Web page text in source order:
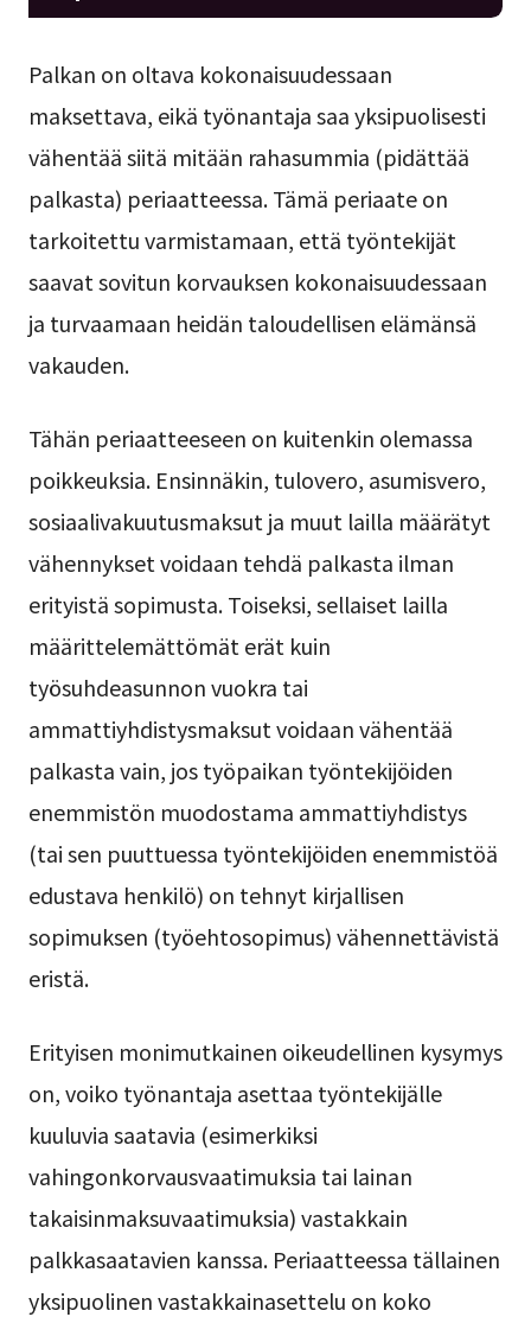
Palkan on oltava kokonaisuudessaan
maksettava, eikä työnantaja saa yksipuolisesti
vähentää siitä mitään rahasummia (pidättää
palkasta) periaatteessa. Tämä periaate on
tarkoitettu varmistamaan, että työntekijät
saavat sovitun korvauksen kokonaisuudessaan
ja turvaamaan heidän taloudellisen elämänsä
vakauden.
Tähän periaatteeseen on kuitenkin olemassa
poikkeuksia. Ensinnäkin, tulovero, asumisvero,
sosiaalivakuutusmaksut ja muut lailla määrätyt
vähennykset voidaan tehdä palkasta ilman
erityistä sopimusta. Toiseksi, sellaiset lailla
määrittelemättömät erät kuin
työsuhdeasunnon vuokra tai
ammattiyhdistysmaksut voidaan vähentää
palkasta vain, jos työpaikan työntekijöiden
enemmistön muodostama ammattiyhdistys
(tai sen puuttuessa työntekijöiden enemmistöä
edustava henkilö) on tehnyt kirjallisen
sopimuksen (työehtosopimus) vähennettävistä
eristä.
Erityisen monimutkainen oikeudellinen kysymys
on, voiko työnantaja asettaa työntekijälle
kuuluvia saatavia (esimerkiksi
vahingonkorvausvaatimuksia tai lainan
takaisinmaksuvaatimuksia) vastakkain
palkkasaatavien kanssa. Periaatteessa tällainen
yksipuolinen vastakkainasettelu on koko